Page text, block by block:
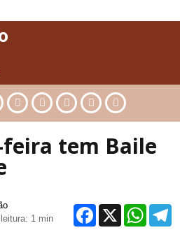
tem Baile
leitura: 1 min X